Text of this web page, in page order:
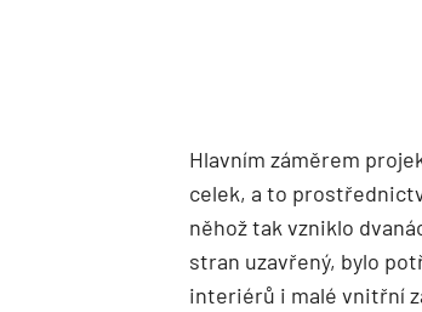
Hlavním záměrem
celek, a to
něhož tak vzniklo
stran uzavřený, bylo
interiérů i malé vnitřní